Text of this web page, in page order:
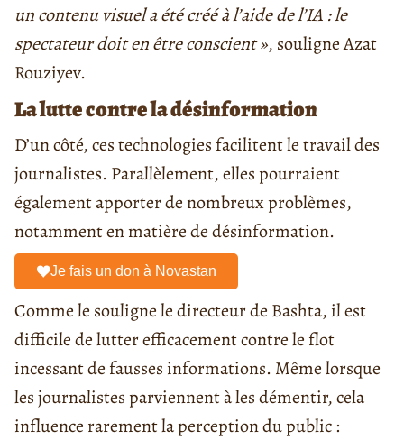
un contenu visuel a été créé à l’aide de l’IA : le
spectateur doit en être conscient », souligne Azat
Rouziyev.
La lutte contre la désinformation
D’un côté, ces technologies facilitent le travail des
journalistes. Parallèlement, elles pourraient
également apporter de nombreux problèmes,
notamment en matière de désinformation.
Je fais un don à Novastan
Comme le souligne le directeur de Bashta, il est
difficile de lutter efficacement contre le flot
incessant de fausses informations. Même lorsque
les journalistes parviennent à les démentir, cela
influence rarement la perception du public :